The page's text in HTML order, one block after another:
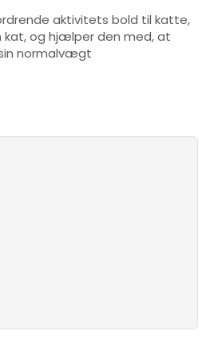
aktivitets bold til katte,
kat, og hjælper den med, at
normalvægt